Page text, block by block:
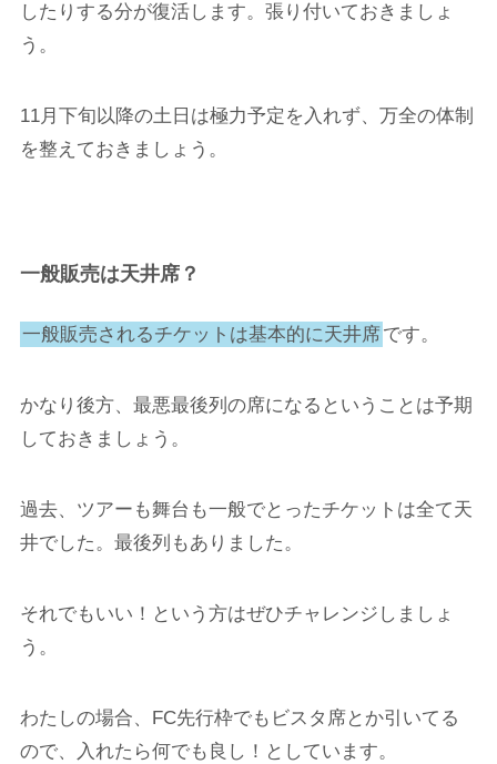
したりする分が復活します。張り付いておきましょ
う。
11月下旬以降の土日は極力予定を入れず、万全の体制
を整えておきましょう。
一般販売は天井席？
一般販売されるチケットは基本的に天井席 です。
かなり後方、最悪最後列の席になるということは予期
しておきましょう。
過去、ツアーも舞台も一般でとったチケットは全て天
井でした。最後列もありました。
それでもいい！という方はぜひチャレンジしましょ
う。
わたしの場合、FC先行枠でもビスタ席とか引いてる
ので、入れたら何でも良し！としています。